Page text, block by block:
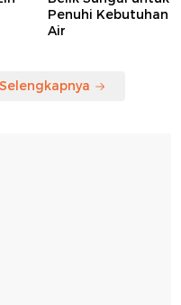
Penuhi Kebutuhan
Air